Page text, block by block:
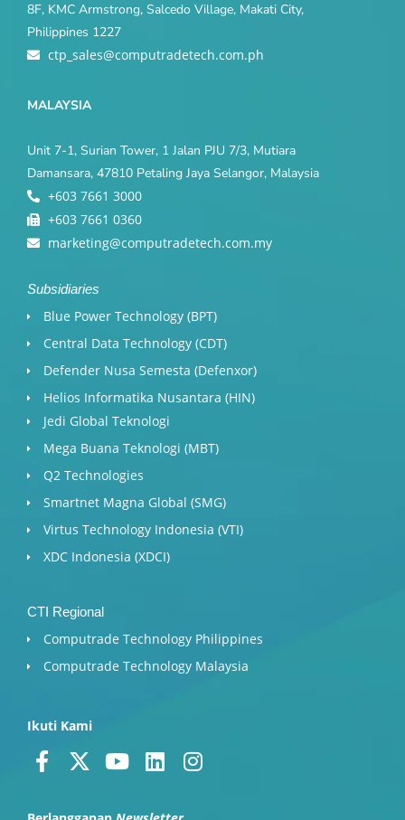
8F, KMC Armstrong, Salcedo Village, Makati City,
Philippines 1227
ctp_sales@computradetech.com.ph
MALAYSIA
Unit 7-1, Surian Tower, 1 Jalan PJU 7/3, Mutiara
Damansara, 47810 Petaling Jaya Selangor, Malaysia
+603 7661 3000
+603 7661 0360
marketing@computradetech.com.my
Subsidiaries
Blue Power Technology (BPT)​
Central Data Technology (CDT)
Defender Nusa Semesta (Defenxor)
Helios Informatika Nusantara (HIN)
Jedi Global Teknologi
Mega Buana Teknologi (MBT)
Q2 Technologies
Smartnet Magna Global (SMG)
Virtus Technology Indonesia (VTI)
XDC Indonesia (XDCI)
CTI Regional
Computrade Technology Philippines
Computrade Technology Malaysia
Ikuti Kami
F
a
X Y L I